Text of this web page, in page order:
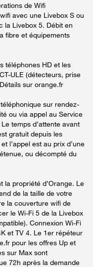
de Wifi
avec une Livebox S ou
la Livebox 5. Débit en
fibre et équipements
téléphones HD et les
ULE (détecteurs, prise
sur orange.fr
sur rendez-
ou via appel au Service
temps d’attente avant
gratuit depuis les
l’appel est au prix d’une
ou décompté du
la propriété d’Orange. Le
de la taille de votre
la couverture wifi de
le Wi-Fi 5 de la Livebox
Connexion Wi-Fi
et TV 4. Le 1er répéteur
pour les offres Up et
sur Max sont
72h après la demande